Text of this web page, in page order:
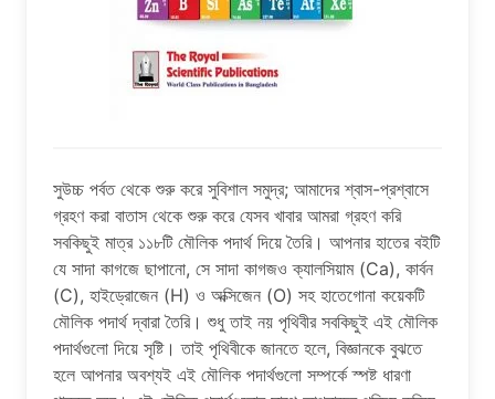
সুউচ্চ পর্বত থেকে শুরু করে সুবিশাল সমুদ্র; আমাদের শ্বাস-প্রশ্বাসে
গ্রহণ করা বাতাস থেকে শুরু করে যেসব খাবার আমরা গ্রহণ করি
সবকিছুই মাত্র ১১৮টি মৌলিক পদার্থ দিয়ে তৈরি। আপনার হাতের বইটি
যে সাদা কাগজে ছাপানো, সে সাদা কাগজও ক্যালসিয়াম (Ca), কার্বন
(C), হাইড্রোজেন (H) ও অক্সিজেন (O) সহ হাতেগোনা কয়েকটি
মৌলিক পদার্থ দ্বারা তৈরি। শুধু তাই নয় পৃথিবীর সবকিছুই এই মৌলিক
পদার্থগুলো দিয়ে সৃষ্টি। তাই পৃথিবীকে জানতে হলে, বিজ্ঞানকে বুঝতে
হলে আপনার অবশ্যই এই মৌলিক পদার্থগুলো সম্পর্কে স্পষ্ট ধারণা